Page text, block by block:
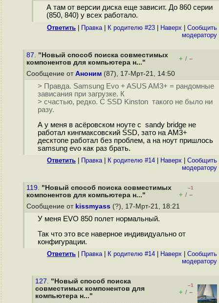
А там от версии диска еще зависит. До 860 серии
(850, 840) у всех работало.
Ответить Правка| К родителю #23 Наверх
Cообщить
модератору
87. "Новый способ поиска совместимых
компонентов для компьютера н..."
+ / –
Сообщение от Аноним (87), 17-Мрт-21, 14:50
> Правда. Samsung Evo + ASUS AM3+ = рандомные
зависания при загрузке. К
> счастью, редко. С SSD Kinston такого не было ни
разу.
А у меня в асёровском ноуте c sandy bridge не
работал кингмаксовский SSD, зато на AM3+
десктопе работал без проблем, а на ноут пришлось
samsung evo как раз брать.
Ответить Правка| К родителю #14 Наверх
Cообщить
модератору
119. "Новый способ поиска совместимых
компонентов для компьютера н..."
–1
+ / –
Сообщение от kissmyass (?), 17-Мрт-21, 18:21
У меня EVO 850 полет нормальный.
Так что это все наверное индивидуально от
конфигурации.
Ответить Правка| К родителю #14 Наверх
Cообщить
модератору
127. "Новый способ поиска
совместимых компонентов для
компьютера н..."
–1
+ / –